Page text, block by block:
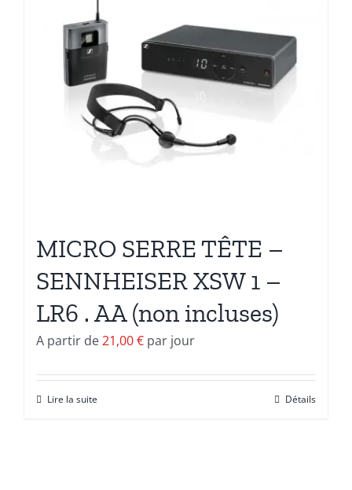
MICRO SERRE TÊTE –
SENNHEISER XSW 1 –
LR6 . AA (non incluses)
A partir de21,00€ par jour
Lire la suite Détails